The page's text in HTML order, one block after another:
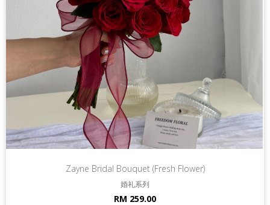
Zayne Bridal Bouquet (Fresh Flower)
婚礼系列
RM 259.00